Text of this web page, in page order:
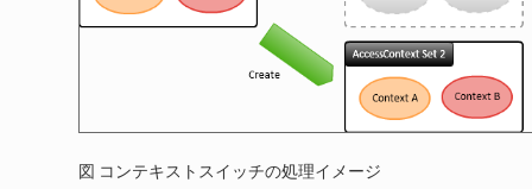
図 コンテキストスイッチの処理イメージ